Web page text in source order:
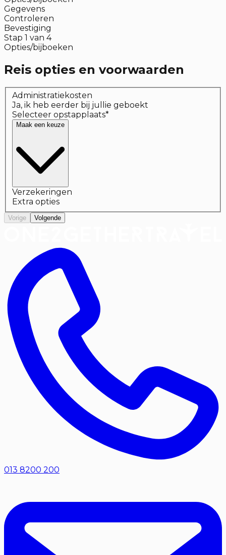
Gegevens
Controleren
Bevestiging
Stap 1 van 4
Opties/bijboeken
Reis opties en voorwaarden
Administratiekosten
Ja, ik heb eerder bij jullie geboekt
Selecteer opstapplaats*
Maak een keuze
Verzekeringen
Extra opties
Vorige Volgende
013 8200 200